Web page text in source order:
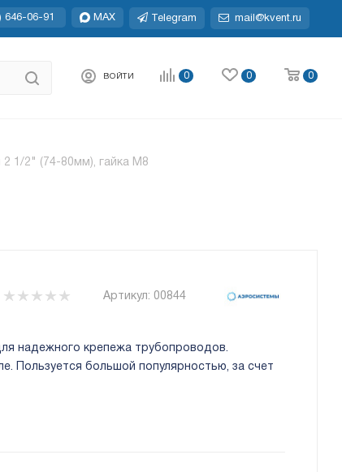
646-06-91 MAX Telegram mail@kvent.ru
ВОЙТИ 0 0 0
1/2" (74-80мм), гайка М8
Артикул: 00844
надежного крепежа трубопроводов.
Пользуется большой популярностью, за счет